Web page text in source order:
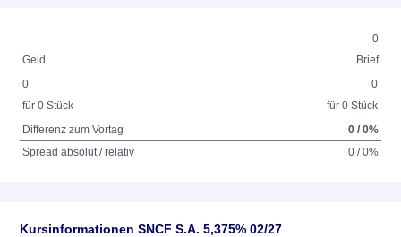
0
Geld
Brief
0
für 0 Stück
0
für 0 Stück
Differenz zum Vortag
0 / 0%
Spread absolut / relativ
0 / 0%
Kursinformationen SNCF S.A. 5,375% 02/27